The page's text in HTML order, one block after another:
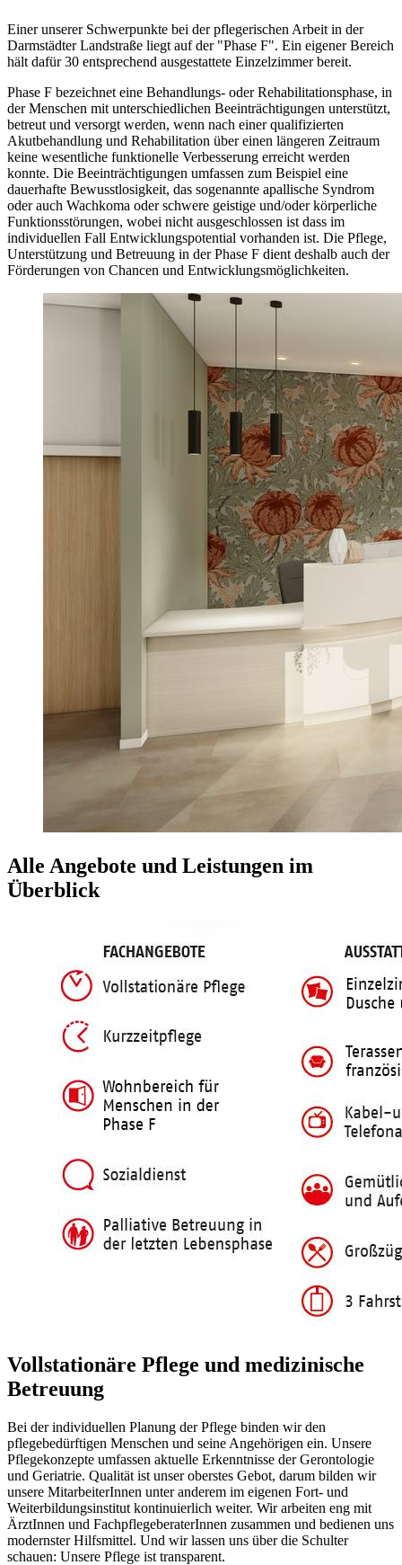
Einer unserer Schwerpunkte bei der pflegerischen Arbeit in der
Darmstädter Landstraße liegt auf der "Phase F". Ein eigener Bereich
hält dafür 30 entsprechend ausgestattete Einzelzimmer bereit.
Phase F bezeichnet eine Behandlungs- oder Rehabilitationsphase, in
der Menschen mit unterschiedlichen Beeinträchtigungen unterstützt,
betreut und versorgt werden, wenn nach einer qualifizierten
Akutbehandlung und Rehabilitation über einen längeren Zeitraum
keine wesentliche funktionelle Verbesserung erreicht werden
konnte. Die Beeinträchtigungen umfassen zum Beispiel eine
dauerhafte Bewusstlosigkeit, das sogenannte apallische Syndrom
oder auch Wachkoma oder schwere geistige und/oder körperliche
Funktionsstörungen, wobei nicht ausgeschlossen ist dass im
individuellen Fall Entwicklungspotential vorhanden ist. Die Pflege,
Unterstützung und Betreuung in der Phase F dient deshalb auch der
Förderungen von Chancen und Entwicklungsmöglichkeiten.
Alle Angebote und Leistungen im
Überblick
Vollstationäre Pflege und medizinische
Betreuung
Bei der individuellen Planung der Pflege binden wir den
pflegebedürftigen Menschen und seine Angehörigen ein. Unsere
Pflegekonzepte umfassen aktuelle Erkenntnisse der Gerontologie
und Geriatrie. Qualität ist unser oberstes Gebot, darum bilden wir
unsere MitarbeiterInnen unter anderem im eigenen Fort- und
Weiterbildungsinstitut kontinuierlich weiter. Wir arbeiten eng mit
ÄrztInnen und FachpflegeberaterInnen zusammen und bedienen uns
modernster Hilfsmittel. Und wir lassen uns über die Schulter
schauen: Unsere Pflege ist transparent.